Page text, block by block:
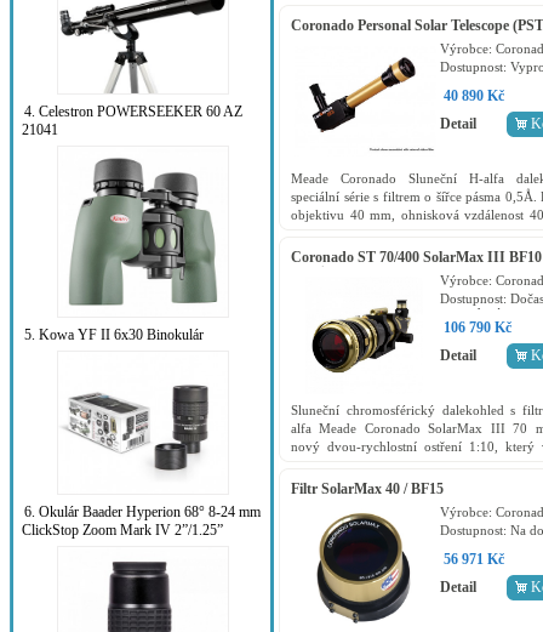
4. Celestron POWERSEEKER 60 AZ
21041
5. Kowa YF II 6x30 Binokulár
6. Okulár Baader Hyperion 68° 8-24 mm
ClickStop Zoom Mark IV 2”/1.25”
Coronado PST nebo...
Coronado Personal Solar Telescope
Výrobce:
Dostupnost:
40 890 Kč
Detail
Meade Coronado Sluneční H-alfa
speciální série s filtrem o šířce pásma 0,5Å.
objektivu 40 mm, ohnisková vzdálenost
nebo k...
Coronado ST 70/400 SolarMax III BF10
<0,5Å Double Stack OTAVýrobce:
Dostupnost:
vyprodaný
106 790 Kč
Detail
Sluneční chromosférický dalekohled s
alfa Meade Coronado SolarMax III 70
nový dvou-rychlostní ostření 1:10, který
Filtr SolarMax 40 / BF15
Výrobce:
Dostupnost: Na
56 971 Kč
Detail